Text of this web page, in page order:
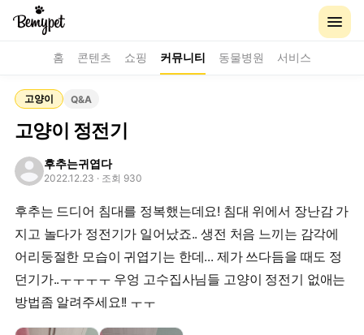
홈 콘텐츠 쇼핑 커뮤니티 동물병원 서비스
고양이 Q&A
고양이 정전기
후추는귀엽다
2022.12.23 · 조회 930
후추는 드디어 침대를 정복했는데요! 침대 위에서 장난감 가
지고 놀다가 정전기가 일어났죠.. 생전 처음 느끼는 감각에
어리둥절한 모습이 귀엽기는 한데... 제가 쓰다듬을 때도 정
던기가..ㅜㅜㅜㅜ 우엉 고수집사님들 고양이 정전기 없애는
방법좀 알려주세요!! ㅜㅜ